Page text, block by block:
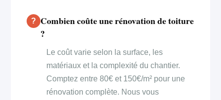
Combien coûte une rénovation de toiture
?
Le coût varie selon la surface, les
matériaux et la complexité du chantier.
Comptez entre 80€ et 150€/m² pour une
rénovation complète. Nous vous